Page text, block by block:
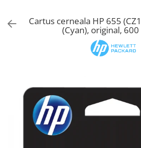
Scanere
Piese schimb
Consumabile imprimanta
Cartus cerneala HP 655
(Cyan), original,